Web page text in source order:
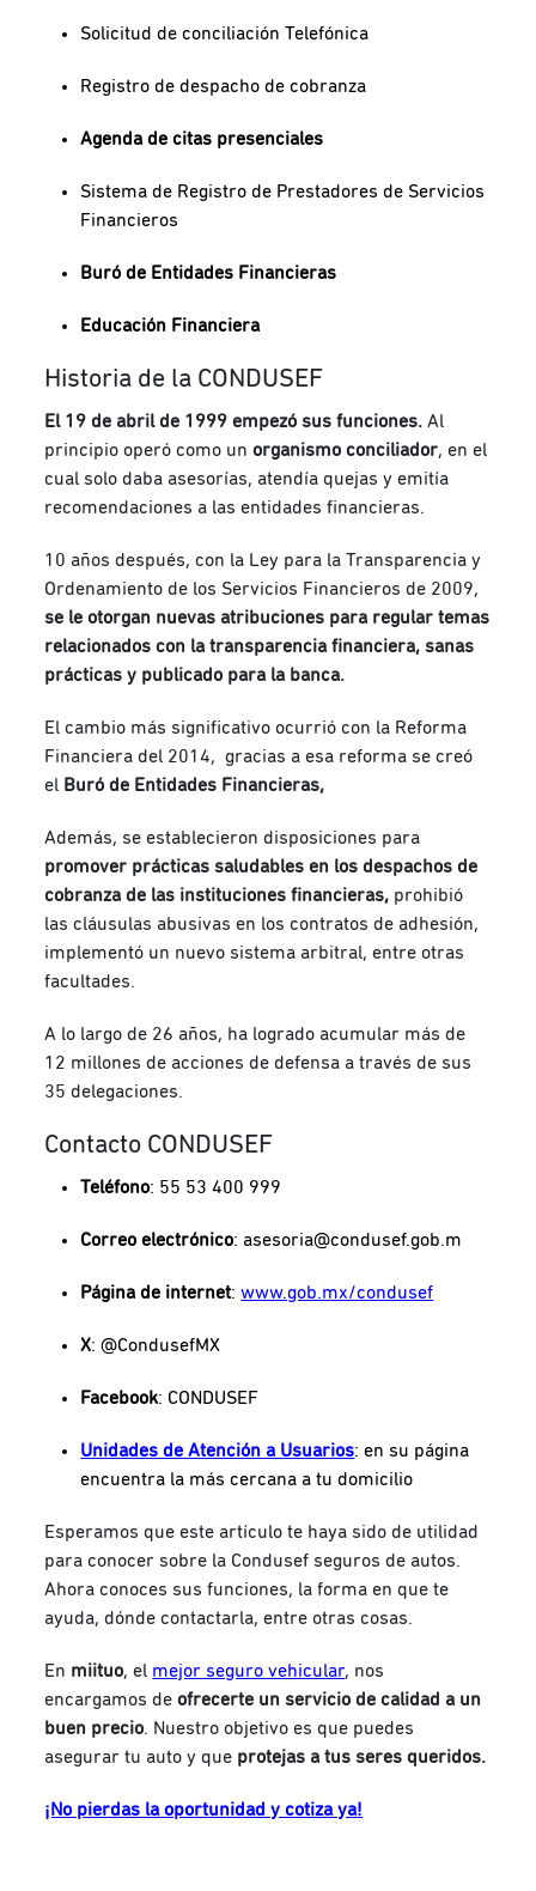
Solicitud de conciliación Telefónica
Registro de despacho de cobranza
Agenda de citas presenciales
Sistema de Registro de Prestadores de Servicios
Financieros
Buró de Entidades Financieras
Educación Financiera
Historia de la CONDUSEF
El 19 de abril de 1999 empezó sus funciones. Al
principio operó como un organismo conciliador, en el
cual solo daba asesorías, atendía quejas y emitía
recomendaciones a las entidades financieras.
10 años después, con la Ley para la Transparencia y
Ordenamiento de los Servicios Financieros de 2009,
se le otorgan nuevas atribuciones para regular temas
relacionados con la transparencia financiera, sanas
prácticas y publicado para la banca.
El cambio más significativo ocurrió con la Reforma
Financiera del 2014, gracias a esa reforma se creó
el Buró de Entidades Financieras,
Además, se establecieron disposiciones para
promover prácticas saludables en los despachos de
cobranza de las instituciones financieras, prohibió
las cláusulas abusivas en los contratos de adhesión,
implementó un nuevo sistema arbitral, entre otras
facultades.
A lo largo de 26 años, ha logrado acumular más de
12 millones de acciones de defensa a través de sus
35 delegaciones.
Contacto CONDUSEF
Teléfono: 55 53 400 999
Correo electrónico: asesoria@condusef.gob.m
Página de internet:www.gob.mx/condusef
X: @CondusefMX
Facebook: CONDUSEF
Unidades de Atención a Usuarios: en su página
encuentra la más cercana a tu domicilio
Esperamos que este artículo te haya sido de utilidad
para conocer sobre la Condusef seguros de autos.
Ahora conoces sus funciones, la forma en que te
ayuda, dónde contactarla, entre otras cosas.
En miituo, el mejor seguro vehicular, nos
encargamos deofrecerte un servicio de calidad a un
buen precio. Nuestro objetivo es que puedes
asegurar tu auto y que protejas a tus seres queridos.
¡No pierdas la oportunidad y cotiza ya!